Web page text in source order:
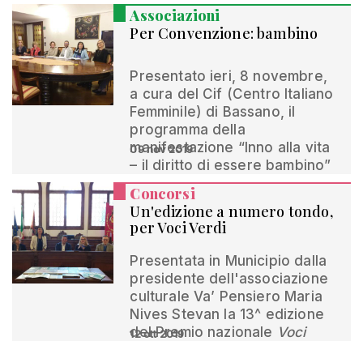
Associazioni
Per Convenzione: bambino
Presentato ieri, 8 novembre,
a cura del Cif (Centro Italiano
Femminile) di Bassano, il
programma della
manifestazione “Inno alla vita
– il diritto di essere bambino”
09 nov 2019
Concorsi
Un'edizione a numero tondo,
per Voci Verdi
Presentata in Municipio dalla
presidente dell'associazione
culturale Va’ Pensiero Maria
Nives Stevan la 13^ edizione
del Premio nazionale Voci
12 ott 2019